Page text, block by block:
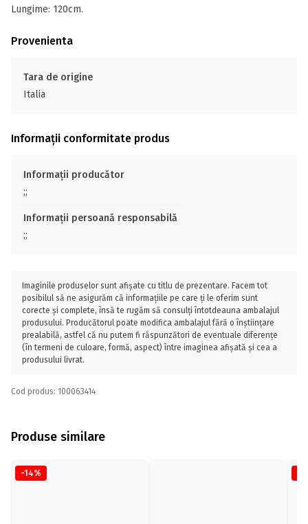
Lungime: 120cm.
Provenienta
Tara de origine
Italia
Informații conformitate produs
Informații producător
;;
Informații persoană responsabilă
;;
Imaginile produselor sunt afișate cu titlu de prezentare. Facem tot
posibilul să ne asigurăm că informațiile pe care ți le oferim sunt
corecte și complete, însă te rugăm să consulți întotdeauna ambalajul
produsului. Producătorul poate modifica ambalajul fără o înștiințare
prealabilă, astfel că nu putem fi răspunzători de eventuale diferențe
(în termeni de culoare, formă, aspect) între imaginea afișată și cea a
produsului livrat.
Cod produs: 100063414
Produse similare
-14%